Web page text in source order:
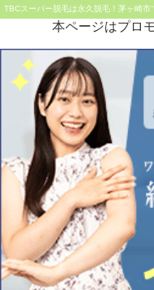
TBCスーパー脱毛は永久脱毛！茅ヶ崎
本ページはプロ